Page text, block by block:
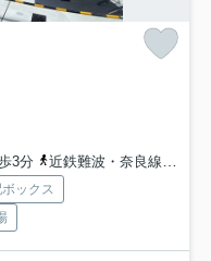
3分
近鉄難波・奈良線「東花園」駅 徒歩13分
ックス